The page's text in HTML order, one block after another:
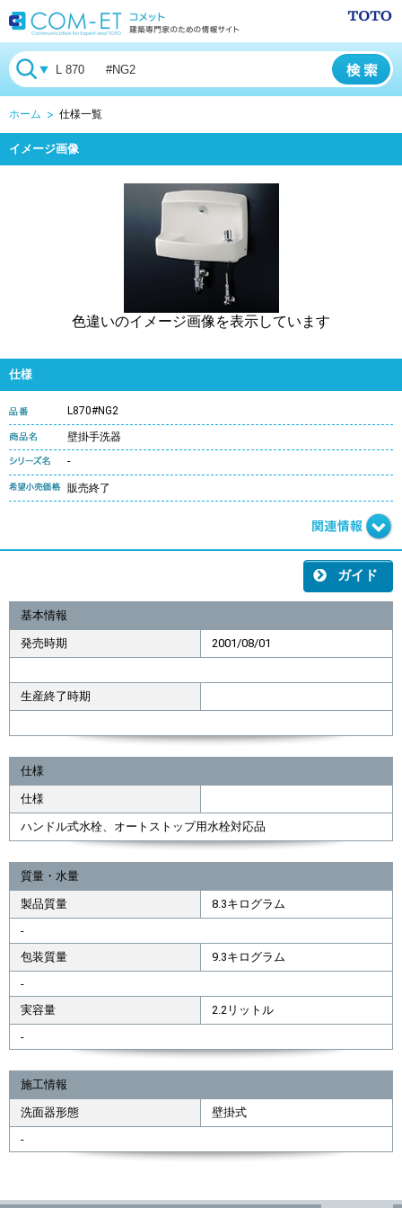
ホーム 仕様一覧
イメージ画像
色違いのイメージ画像を表示しています
仕様
L870#NG2
壁掛手洗器
-
販売終了
ガイド
基本情報
発売時期 2001/08/01
生産終了時期
仕様
仕様
ハンドル式水栓、オートストップ用水栓対応品
質量・水量
製品質量
8.3キログラム
-
包装質量
9.3キログラム
-
実容量
2.2リットル
-
施工情報
洗面器形態
壁掛式
-